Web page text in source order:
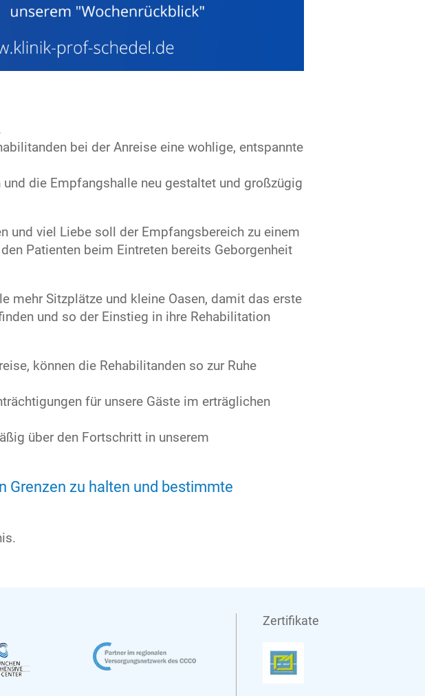
bei der Anreise eine wohlige, entspannte
die Empfangshalle neu gestaltet und großzügig
und viel Liebe soll der Empfangsbereich zu einem
Patienten beim Eintreten bereits Geborgenheit
mehr Sitzplätze und kleine Oasen, damit das erste
und so der Einstieg in ihre Rehabilitation
können die Rehabilitanden so zur Ruhe
für unsere Gäste im erträglichen
über den Fortschritt in unserem
Grenzen zu halten und bestimmte
Zertifikate